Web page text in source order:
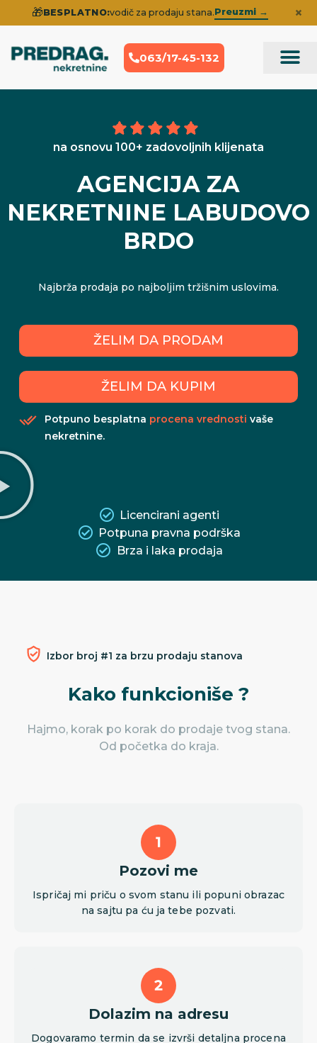
🎁BESPLATNO:vodič za prodaju stana.Preuzmi → ×
063/17-45-132
na osnovu 100+ zadovoljnih klijenata
AGENCIJA ZA
NEKRETNINE LABUDOVO
BRDO
Najbrža prodaja po najboljim tržišnim uslovima.
ŽELIM DA PRODAM
ŽELIM DA KUPIM
Potpuno besplatna procena vrednosti vaše
nekretnine.
Licencirani agenti
Potpuna pravna podrška
Brza i laka prodaja
Izbor broj #1 za brzu prodaju stanova
Kako funkcioniše ?
Hajmo, korak po korak do prodaje tvog stana.
Od početka do kraja.
Pozovi me
Ispričaj mi priču o svom stanu ili popuni obrazac
na sajtu pa ću ja tebe pozvati.
Dolazim na adresu
Dogovaramo termin da se izvrši detaljna procena